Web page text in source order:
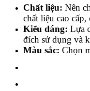
Chất liệu: Nên
chất liệu cao
Kiểu dáng: Lựa
đích sử dụng và
Màu sắc: Chọn